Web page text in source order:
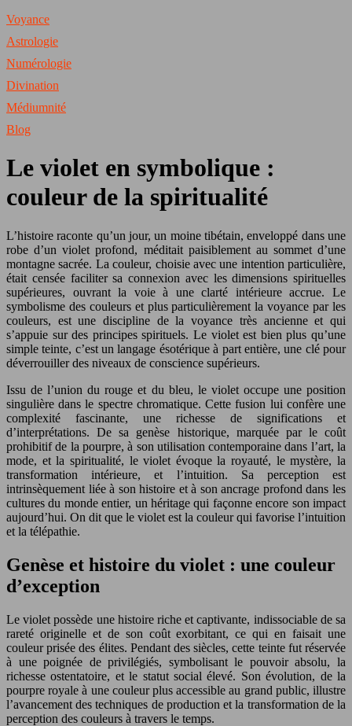
Voyance
Astrologie
Numérologie
Divination
Médiumnité
Blog
Le violet en symbolique :
couleur de la spiritualité
L’histoire raconte qu’un jour, un moine tibétain, enveloppé dans une
robe d’un violet profond, méditait paisiblement au sommet d’une
montagne sacrée. La couleur, choisie avec une intention particulière,
était censée faciliter sa connexion avec les dimensions spirituelles
supérieures, ouvrant la voie à une clarté intérieure accrue. Le
symbolisme des couleurs et plus particulièrement la voyance par les
couleurs, est une discipline de la voyance très ancienne et qui
s’appuie sur des principes spirituels. Le violet est bien plus qu’une
simple teinte, c’est un langage ésotérique à part entière, une clé pour
déverrouiller des niveaux de conscience supérieurs.
Issu de l’union du rouge et du bleu, le violet occupe une position
singulière dans le spectre chromatique. Cette fusion lui confère une
complexité fascinante, une richesse de significations et
d’interprétations. De sa genèse historique, marquée par le coût
prohibitif de la pourpre, à son utilisation contemporaine dans l’art, la
mode, et la spiritualité, le violet évoque la royauté, le mystère, la
transformation intérieure, et l’intuition. Sa perception est
intrinsèquement liée à son histoire et à son ancrage profond dans les
cultures du monde entier, un héritage qui façonne encore son impact
aujourd’hui. On dit que le violet est la couleur qui favorise l’intuition
et la télépathie.
Genèse et histoire du violet : une couleur
d’exception
Le violet possède une histoire riche et captivante, indissociable de sa
rareté originelle et de son coût exorbitant, ce qui en faisait une
couleur prisée des élites. Pendant des siècles, cette teinte fut réservée
à une poignée de privilégiés, symbolisant le pouvoir absolu, la
richesse ostentatoire, et le statut social élevé. Son évolution, de la
pourpre royale à une couleur plus accessible au grand public, illustre
l’avancement des techniques de production et la transformation de la
perception des couleurs à travers le temps.